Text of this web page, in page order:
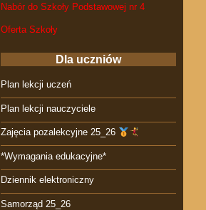
Nabór do Szkoły Podstawowej nr 4
Oferta Szkoły
Dla uczniów
Plan lekcji uczeń
Plan lekcji nauczyciele
Zajęcia pozalekcyjne 25_26
*Wymagania edukacyjne*
Dziennik elektroniczny
Samorząd 25_26